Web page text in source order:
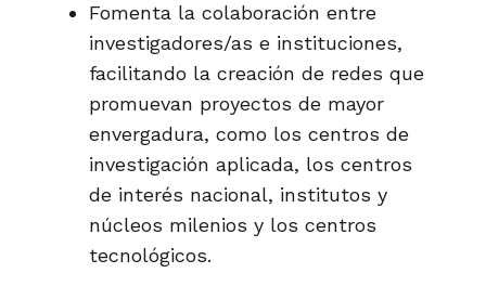
Fomenta la colaboración entre
investigadores/as e instituciones,
facilitando la creación de redes que
promuevan proyectos de mayor
envergadura, como los centros de
investigación aplicada, los centros
de interés nacional, institutos y
núcleos milenios y los centros
tecnológicos.